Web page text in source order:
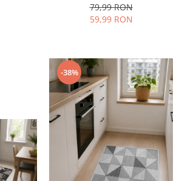
79,99 RON
59,99 RON
-38%